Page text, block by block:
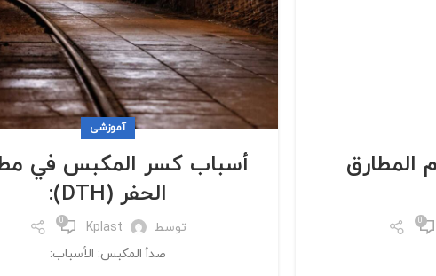
المطارق
0
آموزشی
أسباب كسر المكبس في
الحفر (DTH):
توسط Kplast
0
صدأ المكبس: الأسباب: